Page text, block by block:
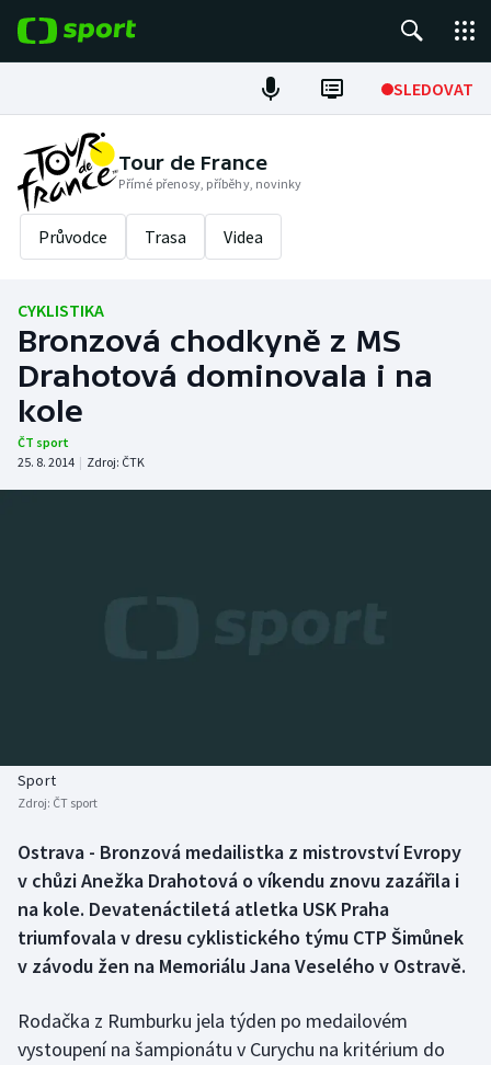
SLEDOVAT
Fotbal
Hokej
Tenis
Cyklistika
DALŠÍ SPORTY
Americký fotbal
Curling
Florbal
Futsal
Golf
Gymnastika
NEPŘEHLÉDNĚTE
Tour de France
Přímé přenosy, příběhy, novinky
Průvodce Trasa Videa
CYKLISTIKA
Bronzová chodkyně z MS
Drahotová dominovala i na
kole
ČT sport
25. 8. 2014 | Zdroj: ČTK
Sport
Zdroj: ČT sport
Ostrava - Bronzová medailistka z mistrovství Evropy
v chůzi Anežka Drahotová o víkendu znovu zazářila i
na kole. Devatenáctiletá atletka USK Praha
triumfovala v dresu cyklistického týmu CTP Šimůnek
v závodu žen na Memoriálu Jana Veselého v Ostravě.
Rodačka z Rumburku jela týden po medailovém
vystoupení na šampionátu v Curychu na kritérium do